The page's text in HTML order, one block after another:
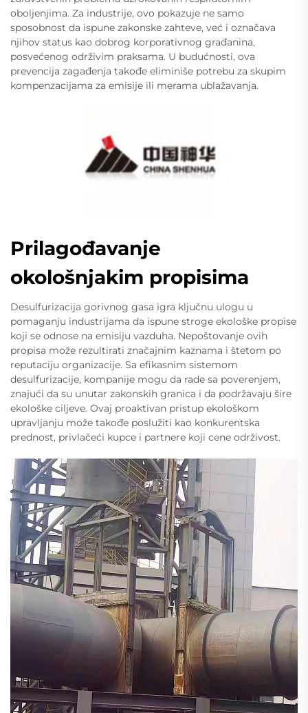
oboljenjima. Za industrije, ovo pokazuje ne samo
sposobnost da ispune zakonske zahteve, već i označava
njihov status kao dobrog korporativnog građanina,
posvećenog održivim praksama. U budućnosti, ova
prevencija zagađenja takođe eliminiše potrebu za skupim
kompenzacijama za emisije ili merama ublažavanja.
Prilagođavanje
okološnjakim propisima
Desulfurizacija gorivnog gasa igra ključnu ulogu u
pomaganju industrijama da ispune stroge ekološke propise
koji se odnose na emisiju vazduha. Nepoštovanje ovih
propisa može rezultirati značajnim kaznama i štetom po
reputaciju organizacije. Sa efikasnim sistemom
desulfurizacije, kompanije mogu da rade sa poverenjem,
znajući da su unutar zakonskih granica i da podržavaju šire
ekološke ciljeve. Ovaj proaktivan pristup ekološkom
upravljanju može takođe poslužiti kao konkurentska
prednost, privlačeći kupce i partnere koji cene održivost.